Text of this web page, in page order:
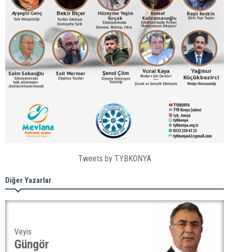
Tweets by TYBKONYA
Diğer Yazarlar
Veyis
Güngör